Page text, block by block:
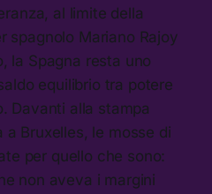
al limite della
spagnolo Mariano Rajoy
la Spagna resta uno
equilibrio tra potere
Davanti alla stampa
Bruxelles, le mosse di
per quello che sono:
non aveva i margini